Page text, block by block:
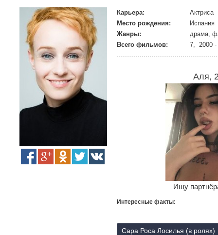
Карьера:
Актриса
Место рождения:
Испания
Жанры:
драма,
Всего фильмов:
7, 2000 -
Аля,
Ищу
Интересные факты:
Сара Роса Лосилья (в ролях)